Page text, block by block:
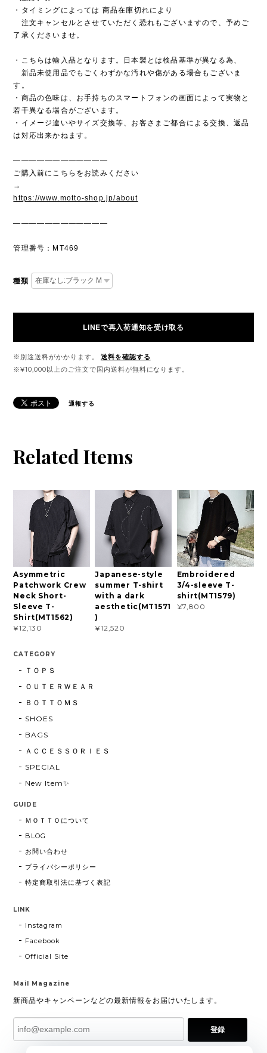
・タイミングによっては 商品在庫切れにより
注文キャンセルとさせていただく恐れもございますので、予めご
了承くださいませ。
・こちらは輸入品となります。日本製とは検品基準が異なる為、
新品未使用品でもごくわずかな汚れや傷がある場合もございま
す。
・商品の色味は、お手持ちのスマートフォンの画面によって実物と
若干異なる場合がございます。
・イメージ違いやサイズ交換等、お客さまご都合による交換、返品
は対応出来かねます。
————————————
ご購入前にこちらをお読みください
→
https://www.motto-shop.jp/about
————————————
管理番号：MT469
種類
LINEで再入荷通知を受け取る
※別途送料がかかります。
送料を確認する
※¥10,000以上のご注文で国内送料が無料になります。
通報する
Related Items
Asymmetric
Patchwork Crew
Neck Short-
Sleeve T-
Shirt(MT1562)
¥12,130
Japanese-style
summer T-shirt
with a dark
aesthetic(MT1571
)
¥12,520
Embroidered
3/4-sleeve T-
shirt(MT1579)
¥7,800
CATEGORY
ＴＯＰＳ
ＯＵＴＥＲＷＥＡＲ
ＢＯＴＴＯＭＳ
SHOES
BAGS
ＡＣＣＥＳＳＯＲＩＥＳ
SPECIAL
New Item✨
GUIDE
ＭＯＴＴＯについて
BLOG
お問い合わせ
プライバシーポリシー
特定商取引法に基づく表記
LINK
Instagram
Facebook
Official Site
Mail Magazine
新商品やキャンペーンなどの最新情報をお届けいたします。
登録